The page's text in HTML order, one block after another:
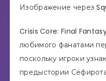
Изображение через
Crisis Core: Final
любимого фанатами
поскольку игроки
предыстории